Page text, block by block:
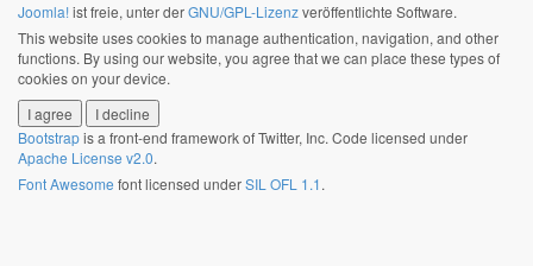
Joomla!ist freie, unter derGNU/GPL-Lizenzveröffentlichte Software.
This website uses cookies to manage authentication, navigation, and other
functions. By using our website, you agree that we can place these types of
cookies on your device.
I agree
I decline
Bootstrapis a front-end framework of Twitter, Inc. Code licensed under
Apache License v2.0.
Font Awesome font licensed underSIL OFL 1.1.